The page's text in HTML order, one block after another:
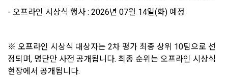
선정하는 제반 행위를 말한다.
7. “대회"라 함은 “기업회원”이 인력을 채용하거나 또는 솔루션
을 크라우드소싱하기 위하여 “회사"에 의뢰하는 경연대회 또는
보장하는 수단이 됩니다.
2. 개인정보의 수집 및 이용목적
데이콘 주식회사(이하 “회사”)는 다음 목적을 위하여 개인정보
를 수집하고 있으며, 다음 목적 이외의 용도로는 수집한 개인정
또한 향후 마케팅 활용에 새롭게 동의하고자 하는 경우에는 ‘홈>
계정관리 페이지의 하단 마케팅(대회 진행, 교육 등) 정보 수신
2021.05.25
- 오프라인 시상식 행사 : 2026년 07월 14일(화) 예정
※ 오프라인 시상식 대상자는 2차 평가 최종 상위 10팀으로 선
정되며, 명단만 사전 공개됩니다. 최종 순위는 오프라인 시상식
현장에서 공개됩니다.